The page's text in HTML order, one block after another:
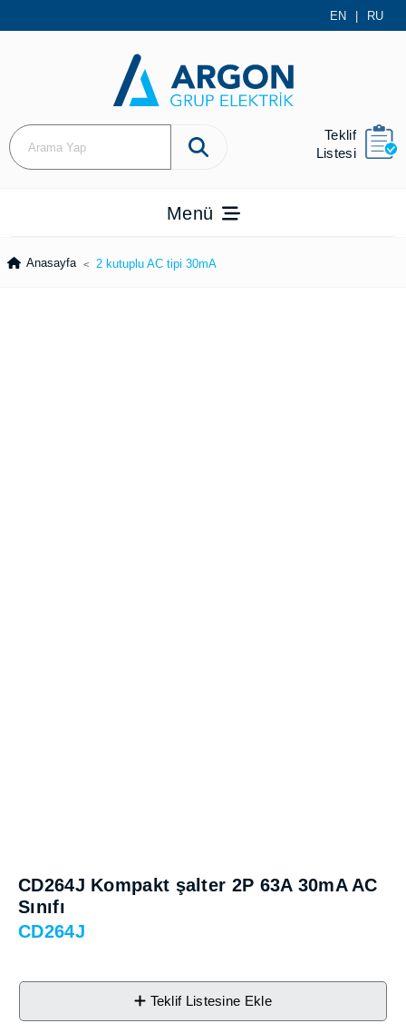
EN | RU
Teklif
Listesi
Menü
Anasayfa 2 kutuplu AC tipi 30mA
CD264J Kompakt şalter 2P 63A 30mA
AC Sınıfı
CD264J
Teklif Listesine Ekle